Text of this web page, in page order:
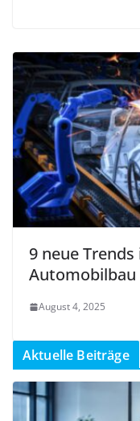
9 neue
Automobilbau
August 4, 2025
Aktuelle Beiträge